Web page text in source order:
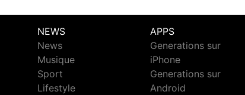
NEWS
News
Musique
Sport
Lifestyle
APPS
Generations sur
iPhone
Generations sur
Android